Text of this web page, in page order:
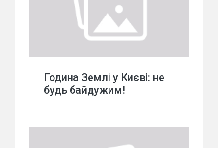
Година Землі у Києві: не
будь байдужим!